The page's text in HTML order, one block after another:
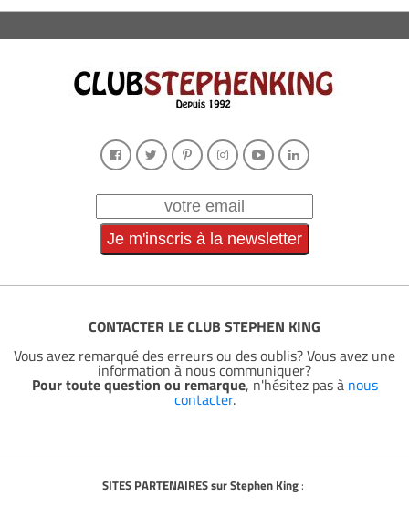
CONTACTER LE CLUB STEPHEN KING
Vous avez remarqué des erreurs ou des oublis? Vous avez une
information à nous communiquer?
Pour toute question ou remarque, n'hésitez pas à nous
contacter.
SITES PARTENAIRES sur Stephen King: